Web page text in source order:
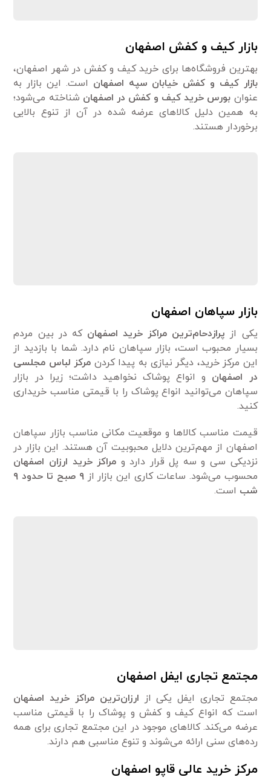
بازار کیف و کفش اصفهان
بهترین فروشگاه‌ها برای خرید کیف و کفش در شهر اصفهان،
بازار کیف و کفش خیابان سپه اصفهان است. این بازار به
عنوان بورس خرید کیف و کفش در اصفهان شناخته می‌شود؛
به همین دلیل کالاهای عرضه شده در آن از تنوع بالایی
برخوردار هستند.
بازار سپاهان اصفهان
یکی از پرازدحام‌ترین مراکز خرید اصفهان که در بین مردم
بسیار محبوب است، بازار سپاهان نام دارد. شما با بازدید از
این مرکز خرید، دیگر نیازی به پیدا کردن مرکز لباس مجلسی
در اصفهان و انواع پوشاک نخواهید داشت؛ زیرا در بازار
سپاهان می‌توانید انواع پوشاک را با قیمتی مناسب خریداری
کنید.
قیمت مناسب کالاها و موقعیت مکانی مناسب بازار سپاهان
اصفهان از مهم‌ترین دلایل محبوبیت آن هستند. این بازار در
نزدیکی سی و سه پل قرار دارد و مراکز خرید ارزان اصفهان
محسوب می‌شود. ساعات کاری این بازار از
۹ صبح تا حدود ۹
شب است.
مجتمع تجاری ایفل اصفهان
مجتمع تجاری ایفل یکی از ارزان‌ترین مراکز خرید اصفهان
است که انواع کیف و کفش و پوشاک را با قیمتی مناسب
عرضه می‌کند. کالاهای موجود در این مجتمع تجاری برای همه
رده‌های سنی ارائه می‌شوند و تنوع مناسبی هم دارند.
مرکز خرید عالی قاپو اصفهان